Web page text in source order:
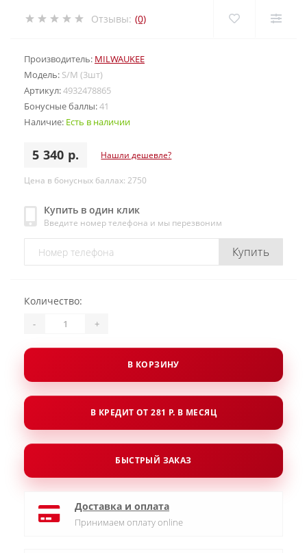
Отзывы: (0)
Производитель: MILWAUKEE
Модель: S/M (3шт)
Артикул:4932478865
Бонусные баллы:41
Наличие: Есть в наличии
5 340 р. Нашли дешевле?
Цена в бонусных баллах: 2750
Купить в один клик
Введите номер телефона и мы перезвоним
Купить
Количество:
- +
В КОРЗИНУ
В КРЕДИТ ОТ 281 Р. В МЕСЯЦ
БЫСТРЫЙ ЗАКАЗ
Доставка и оплата
Принимаем оплату online